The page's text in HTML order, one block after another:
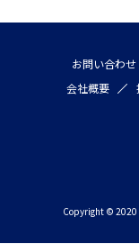
お問い合わせ
会社概要
Copyright © 2020